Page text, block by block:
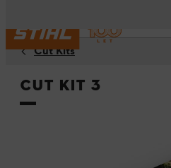
Cut Kits
Cut Kit 3